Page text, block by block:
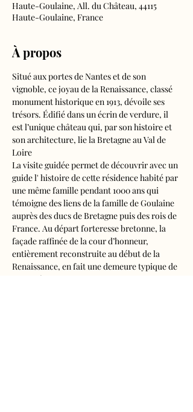
Haute-Goulaine, All. du Château, 44115
Haute-Goulaine, France
À propos
Situé aux portes de Nantes et de son
vignoble, ce joyau de la Renaissance, classé
monument historique en 1913, dévoile ses
trésors. Édifié dans un écrin de verdure, il
est l’unique château qui, par son histoire et
son architecture, lie la Bretagne au Val de
Loire
La visite guidée permet de découvrir avec un
guide l' histoire de cette résidence habité par
une même famille pendant 1000 ans qui
témoigne des liens de la famille de Goulaine
auprès des ducs de Bretagne puis des rois de
France. Au départ forteresse bretonne, la
façade raffinée de la cour d’honneur,
entièrement reconstruite au début de la
Renaissance, en fait une demeure typique de
l’art ligérien.